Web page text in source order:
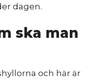
dagen.
ska man
och här är